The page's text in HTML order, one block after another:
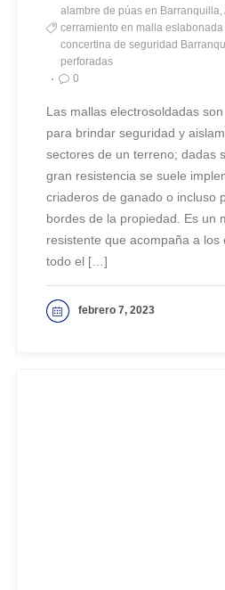
alambre de púas en Barranquilla,
cerramiento en malla
concertina de seguridad
perforadas
0
Las mallas electrosoldadas
para brindar seguridad y
sectores de un terreno; dadas
gran resistencia se suele
criaderos de ganado o incluso
bordes de la propiedad. Es un
resistente que acompaña a los
todo el […]
febrero 7, 2023
VER MAS